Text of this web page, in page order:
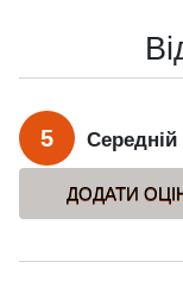
5 Середній